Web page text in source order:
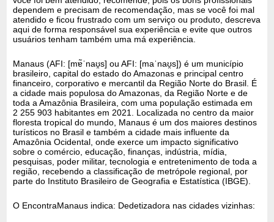
dependem e precisam de recomendação, mas se você foi mal
atendido e ficou frustrado com um serviço ou produto, descreva
aqui de forma responsável sua experiência e evite que outros
usuários tenham também uma má experiência.
Manaus (AFI: [mɐ̃ˈnaʊ̯s] ou AFI: [maˈnaʊ̯s]) é um município
brasileiro, capital do estado do Amazonas e principal centro
financeiro, corporativo e mercantil da Região Norte do Brasil. É
a cidade mais populosa do Amazonas, da Região Norte e de
toda a Amazônia Brasileira, com uma população estimada em
2 255 903 habitantes em 2021. Localizada no centro da maior
floresta tropical do mundo, Manaus é um dos maiores destinos
turísticos no Brasil e também a cidade mais influente da
Amazônia Ocidental, onde exerce um impacto significativo
sobre o comércio, educação, finanças, indústria, mídia,
pesquisas, poder militar, tecnologia e entretenimento de toda a
região, recebendo a classificação de metrópole regional, por
parte do Instituto Brasileiro de Geografia e Estatística (IBGE).
O EncontraManaus indica: Dedetizadora nas cidades vizinhas: